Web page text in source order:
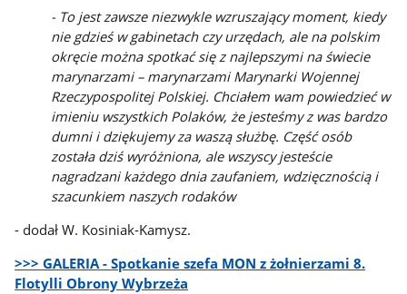
- To jest zawsze niezwykle wzruszający moment, kiedy
nie gdzieś w gabinetach czy urzędach, ale na polskim
okręcie można spotkać się z najlepszymi na świecie
marynarzami – marynarzami Marynarki Wojennej
Rzeczypospolitej Polskiej. Chciałem wam powiedzieć w
imieniu wszystkich Polaków, że jesteśmy z was bardzo
dumni i dziękujemy za waszą służbę. Część osób
została dziś wyróżniona, ale wszyscy jesteście
nagradzani każdego dnia zaufaniem, wdzięcznością i
szacunkiem naszych rodaków
- dodał W. Kosiniak-Kamysz.
>>> GALERIA - Spotkanie szefa MON z żołnierzami 8.
Flotylli Obrony Wybrzeża